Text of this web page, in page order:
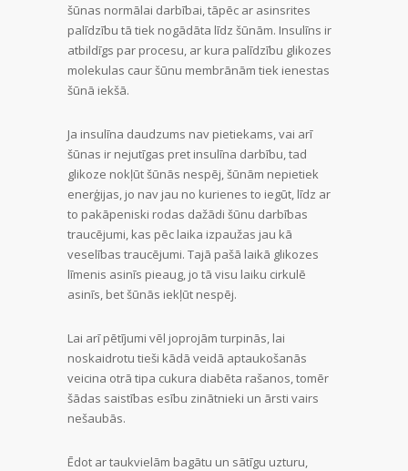
šūnas normālai darbībai, tāpēc ar asinsrites
palīdzību tā tiek nogādāta līdz šūnām. Insulīns ir
atbildīgs par procesu, ar kura palīdzību glikozes
molekulas caur šūnu membrānām tiek ienestas
šūnā iekšā.
Ja insulīna daudzums nav pietiekams, vai arī
šūnas ir nejutīgas pret insulīna darbību, tad
glikoze nokļūt šūnās nespēj, šūnām nepietiek
enerģijas, jo nav jau no kurienes to iegūt, līdz ar
to pakāpeniski rodas dažādi šūnu darbības
traucējumi, kas pēc laika izpaužas jau kā
veselības traucējumi. Tajā pašā laikā glikozes
līmenis asinīs pieaug, jo tā visu laiku cirkulē
asinīs, bet šūnās iekļūt nespēj.
Lai arī pētījumi vēl joprojām turpinās, lai
noskaidrotu tieši kādā veidā aptaukošanās
veicina otrā tipa cukura diabēta rašanos, tomēr
šādas saistības esību zinātnieki un ārsti vairs
nešaubās.
Ēdot ar taukvielām bagātu un sātīgu uzturu,